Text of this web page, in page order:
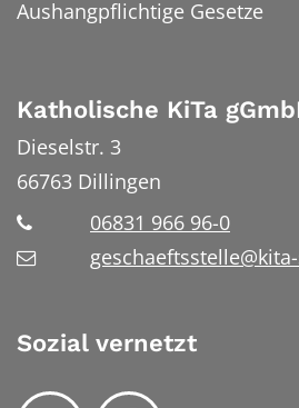
Aushangpflichtige Gesetze
Katholische KiTa
Dieselstr. 3
66763 Dillingen
06831 966 96-0
Sozial vernetzt